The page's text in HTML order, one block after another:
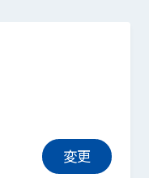
変更